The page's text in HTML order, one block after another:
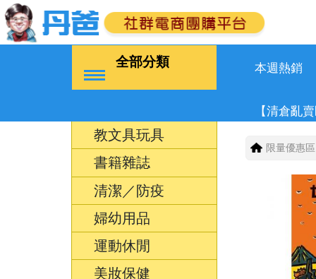
全部分類 本週熱銷
【清倉亂
教文具玩具
書籍雜誌
清潔／防疫
婦幼用品
運動休閒
美妝保健
限量優惠區